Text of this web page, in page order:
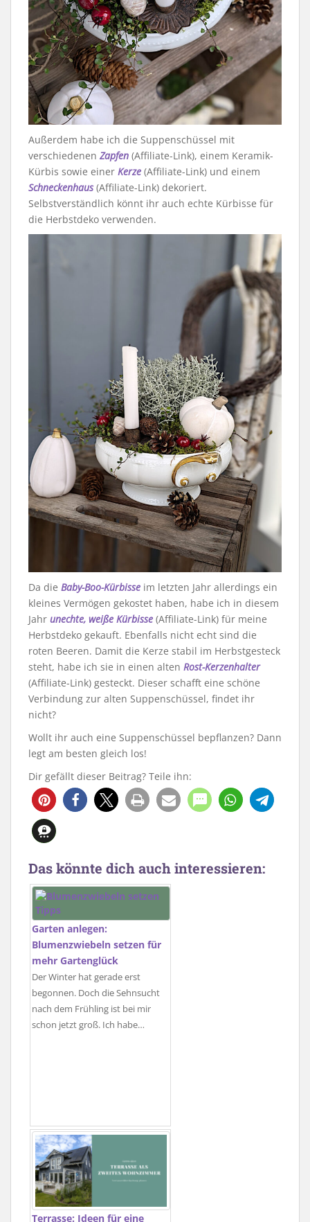
Außerdem habe ich die Suppenschüssel mit
verschiedenen Zapfen (Affiliate-Link), einem Keramik-
Kürbis sowie einer Kerze (Affiliate-Link) und einem
Schneckenhaus(Affiliate-Link) dekoriert.
Selbstverständlich könnt ihr auch echte Kürbisse für
die Herbstdeko verwenden.
Da die Baby-Boo-Kürbisse im letzten Jahr allerdings ein
kleines Vermögen gekostet haben, habe ich in diesem
Jahr unechte, weiße Kürbisse (Affiliate-Link) für meine
Herbstdeko gekauft. Ebenfalls nicht echt sind die
roten Beeren. Damit die Kerze stabil im Herbstgesteck
steht, habe ich sie in einen alten Rost-Kerzenhalter
(Affiliate-Link) gesteckt. Dieser schafft eine schöne
Verbindung zur alten Suppenschüssel, findet ihr
nicht?
Wollt ihr auch eine Suppenschüssel bepflanzen? Dann
legt am besten gleich los!
Dir gefällt dieser Beitrag? Teile ihn:
319
Das könnte dich auch interessieren:
Garten anlegen:
Blumenzwiebeln setzen für
mehr Gartenglück
Der Winter hat gerade erst
begonnen. Doch die Sehnsucht
nach dem Frühling ist bei mir
schon jetzt groß. Ich habe…
Terrasse: Ideen für eine